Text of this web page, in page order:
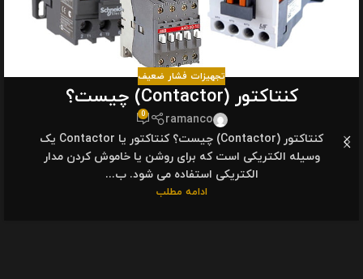
تجهیزات فشار ضعیف
کنتاکتور (Contactor) چیست؟
ramanco
0
کنتاکتور (Contactor) چیست؟ کنتاکتور یا Contactor یک
وسیله الکتریکی است که برای روشن یا خاموش کردن مدار
الکتریکی استفاده می شود. ب...
ادامه مطلب